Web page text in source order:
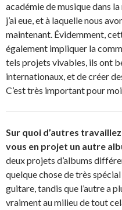
académie de musique dans
j’ai eue, et à laquelle nous
maintenant. Évidemment,
également impliquer la
tels projets vivables, ils ont
internationaux, et de créer
C’est très important pour
Sur quoi d’autres
vous en projet un autre
deux projets d’albums
quelque chose de très
guitare, tandis que l’autre a
vraiment au milieu de tout